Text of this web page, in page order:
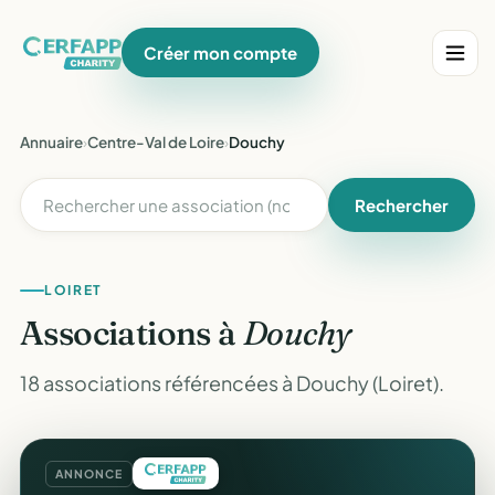
Créer mon compte
Annuaire›Centre-Val de Loire›Douchy
Rechercher
LOIRET
Associations àDouchy
18 associations référencées à Douchy (Loiret).
ANNONCE